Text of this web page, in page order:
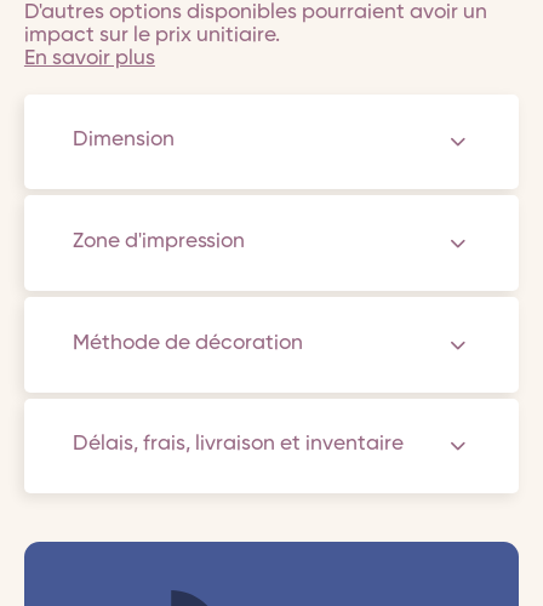
D'autres options disponibles pourraient avoir un
impact sur le prix unitiaire.
En savoir plus
Dimension
Zone d'impression
Méthode de décoration
Délais, frais, livraison et inventaire